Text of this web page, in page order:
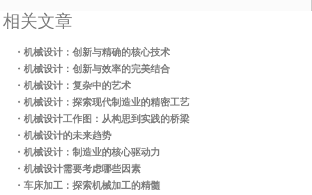
相关文章
・机械设计：创新与精确的核心技术
・机械设计：创新与效率的完美结合
・机械设计：复杂中的艺术
・机械设计：探索现代制造业的精密工艺
・机械设计工作图：从构思到实践的桥梁
・机械设计的未来趋势
・机械设计：制造业的核心驱动力
・机械设计需要考虑哪些因素
・车床加工：探索机械加工的精髓